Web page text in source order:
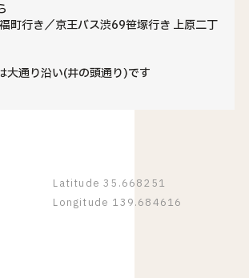
町行き／京王バス渋69笹塚行き 上原二丁
大通り沿い(井の頭通り)です
Latitude 35.668251
Longitude 139.684616